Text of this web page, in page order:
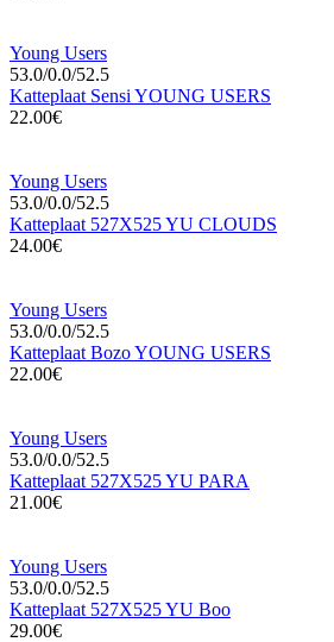
Young Users
53.0/0.0/52.5
Katteplaat Sensi YOUNG USERS
22.00€
Young Users
53.0/0.0/52.5
Katteplaat 527X525 YU CLOUDS
24.00€
Young Users
53.0/0.0/52.5
Katteplaat Bozo YOUNG USERS
22.00€
Young Users
53.0/0.0/52.5
Katteplaat 527X525 YU PARA
21.00€
Young Users
53.0/0.0/52.5
Katteplaat 527X525 YU Boo
29.00€